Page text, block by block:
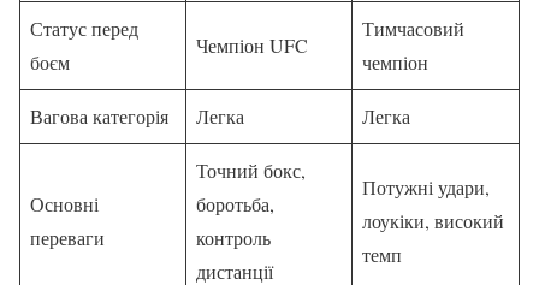
Статус перед
боєм
Чемпіон UFC
Тимчасовий
чемпіон
Вагова категорія Легка Легка
Основні
переваги
Точний бокс,
боротьба,
контроль
дистанції
Потужні удари,
лоукіки, високий
темп